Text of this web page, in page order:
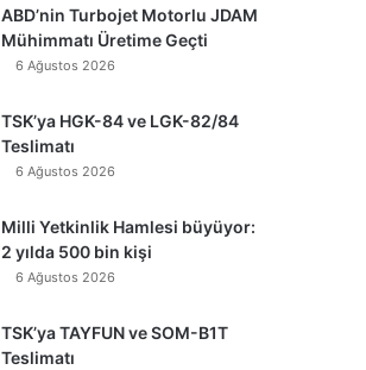
ABD’nin Turbojet Motorlu JDAM
Mühimmatı Üretime Geçti
6 Ağustos 2026
TSK’ya HGK-84 ve LGK-82/84
Teslimatı
6 Ağustos 2026
Milli Yetkinlik Hamlesi büyüyor:
2 yılda 500 bin kişi
6 Ağustos 2026
TSK’ya TAYFUN ve SOM-B1T
Teslimatı